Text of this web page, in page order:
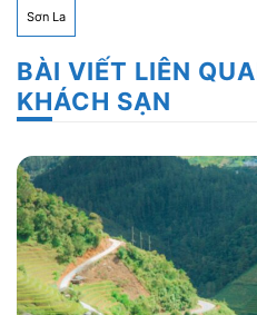
Sơn La
BÀI VIẾT LIÊN
KHÁCH SẠN